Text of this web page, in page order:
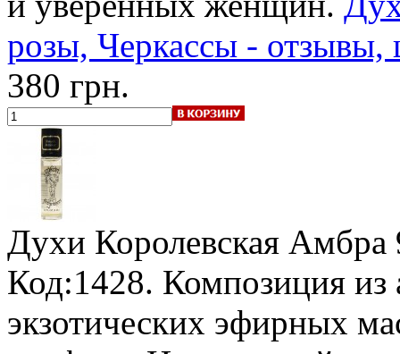
розы, Черкассы - отзывы,
380 грн.
Духи Королевская Амбра
Код:1428. Композиция из
экзотических эфирных